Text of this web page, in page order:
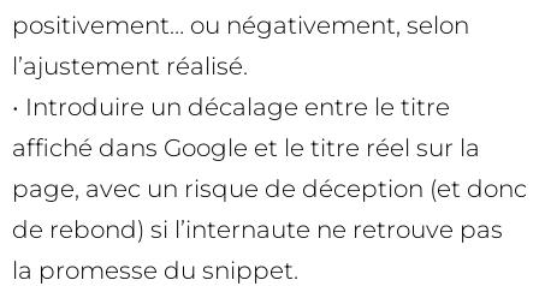
positivement… ou négativement, selon
l’ajustement réalisé.
• Introduire un décalage entre le titre
affiché dans Google et le titre réel sur la
page, avec un risque de déception (et donc
de rebond) si l’internaute ne retrouve pas
la promesse du snippet.